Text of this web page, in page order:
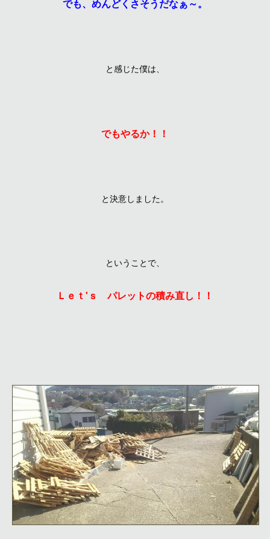
でも、めんどくさそうだなぁ～。
と感じた僕は、
でもやるか！！
と決意しました。
ということで、
Ｌｅｔ'ｓ パレットの積み直し！！